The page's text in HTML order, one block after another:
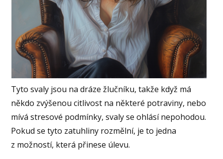
Tyto svaly jsou na dráze žlučníku, takže když má
někdo zvýšenou citlivost na některé potraviny, nebo
mívá stresové podmínky, svaly se ohlásí nepohodou.
Pokud se tyto zatuhliny rozmělní, je to jedna
z možností, která přinese úlevu.